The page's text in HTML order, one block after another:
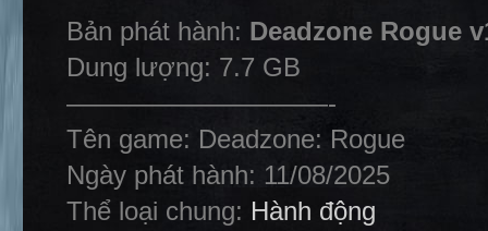
Bản phát hành: Deadzone Rogue
Dung lượng: 7.7 GB
——————————-
Tên game: Deadzone: Rogue
Ngày phát hành: 11/08/2025
Thể loại chung: Hành động